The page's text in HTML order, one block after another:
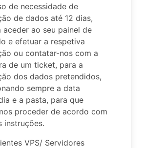
de necessidade de
de dados até 12 dias,
aceder ao seu painel de
e efetuar a respetiva
ou contatar-nos com a
de um ticket, para a
dos dados pretendidos,
sempre a data
e a pasta, para que
proceder de acordo com
instruções.
VPS/ Servidores